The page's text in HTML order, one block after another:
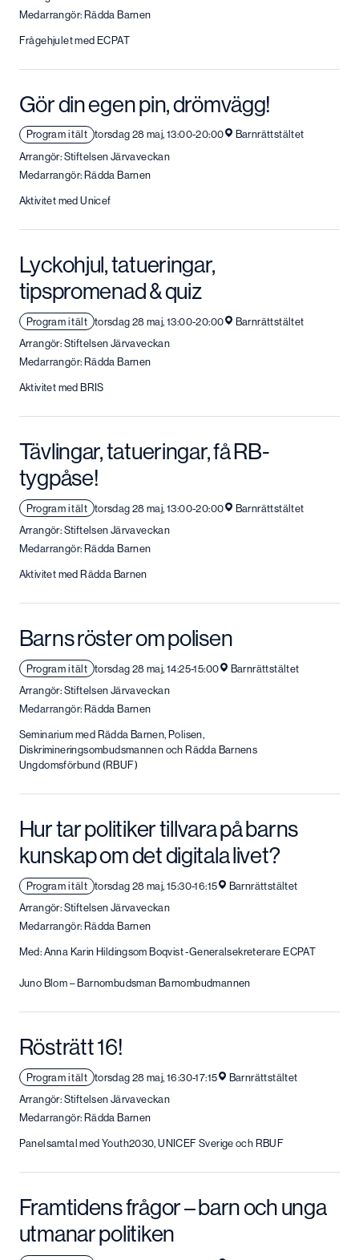
Medarrangör: Rädda Barnen
Frågehjulet med ECPAT
Gör din egen pin, drömvägg!
Program i tält torsdag 28 maj, 13:00-20:00
Barnrättstältet
Arrangör: Stiftelsen Järvaveckan
Medarrangör: Rädda Barnen
Aktivitet med Unicef
Lyckohjul, tatueringar,
tipspromenad & quiz
Program i tält torsdag 28 maj, 13:00-20:00
Barnrättstältet
Arrangör: Stiftelsen Järvaveckan
Medarrangör: Rädda Barnen
Aktivitet med BRIS
Tävlingar, tatueringar, få RB-
tygpåse!
Program i tält torsdag 28 maj, 13:00-20:00
Barnrättstältet
Arrangör: Stiftelsen Järvaveckan
Medarrangör: Rädda Barnen
Aktivitet med Rädda Barnen
Barns röster om polisen
Program i tält torsdag 28 maj, 14:25-15:00
Barnrättstältet
Arrangör: Stiftelsen Järvaveckan
Medarrangör: Rädda Barnen
Seminarium med Rädda Barnen, Polisen,
Diskrimineringsombudsmannen och Rädda Barnens
Ungdomsförbund (RBUF)
Hur tar politiker tillvara på barns
kunskap om det digitala livet?
Program i tält torsdag 28 maj, 15:30-16:15
Barnrättstältet
Arrangör: Stiftelsen Järvaveckan
Medarrangör: Rädda Barnen
Med: Anna Karin Hildingsom Boqvist -Generalsekreterare ECPAT
Juno Blom – Barnombudsman Barnombudmannen
Rösträtt 16!
Program i tält torsdag 28 maj, 16:30-17:15
Barnrättstältet
Arrangör: Stiftelsen Järvaveckan
Medarrangör: Rädda Barnen
Panelsamtal med Youth2030, UNICEF Sverige och RBUF
Framtidens frågor – barn och unga
utmanar politiken